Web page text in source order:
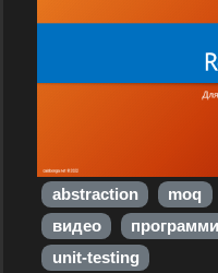
abstraction moq
видео
unit-testing